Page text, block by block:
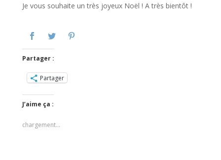
Je vous souhaite un très joyeux Noël ! A très bientôt !
Partager :
Partager
J’aime ça :
chargement…